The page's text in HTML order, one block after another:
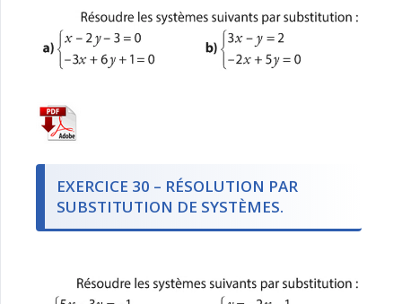
EXERCICE 30 – RÉSOLUTION PAR
SUBSTITUTION DE SYSTÈMES.